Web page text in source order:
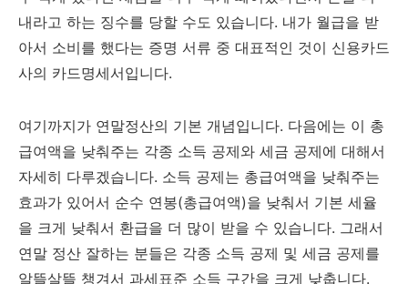
내라고 하는 징수를 당할 수도 있습니다. 내가 월급을 받
아서 소비를 했다는 증명 서류 중 대표적인 것이 신용카드
사의 카드명세서입니다.
여기까지가 연말정산의 기본 개념입니다. 다음에는 이 총
급여액을 낮춰주는 각종 소득 공제와 세금 공제에 대해서
자세히 다루겠습니다. 소득 공제는 총급여액을 낮춰주는
효과가 있어서 순수 연봉(총급여액)을 낮춰서 기본 세율
을 크게 낮춰서 환급을 더 많이 받을 수 있습니다. 그래서
연말 정산 잘하는 분들은 각종 소득 공제 및 세금 공제를
알뜰살뜰 챙겨서 과세표준 소득 구간을 크게 낮춥니다.